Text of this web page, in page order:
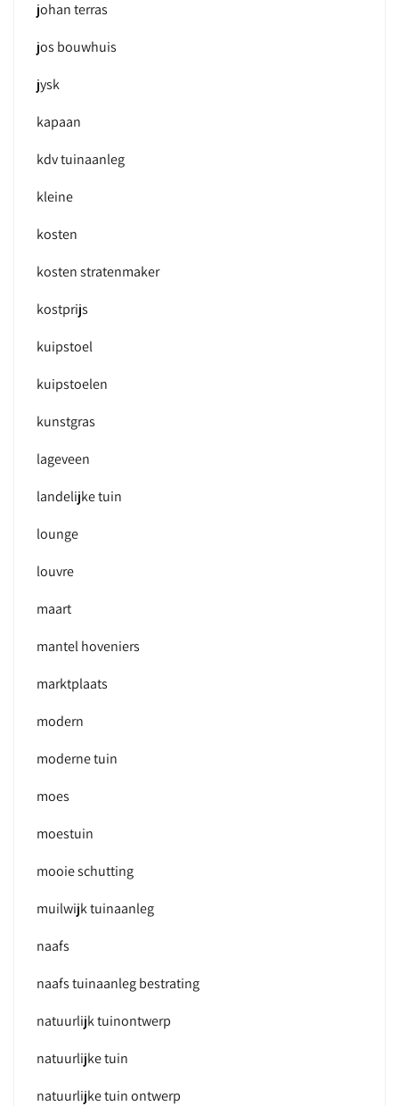
johan terras
jos bouwhuis
jysk
kapaan
kdv tuinaanleg
kleine
kosten
kosten stratenmaker
kostprijs
kuipstoel
kuipstoelen
kunstgras
lageveen
landelijke tuin
lounge
louvre
maart
mantel hoveniers
marktplaats
modern
moderne tuin
moes
moestuin
mooie schutting
muilwijk tuinaanleg
naafs
naafs tuinaanleg bestrating
natuurlijk tuinontwerp
natuurlijke tuin
natuurlijke tuin ontwerp